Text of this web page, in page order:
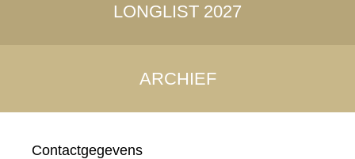
LONGLIST 2027
ARCHIEF
Contactgegevens